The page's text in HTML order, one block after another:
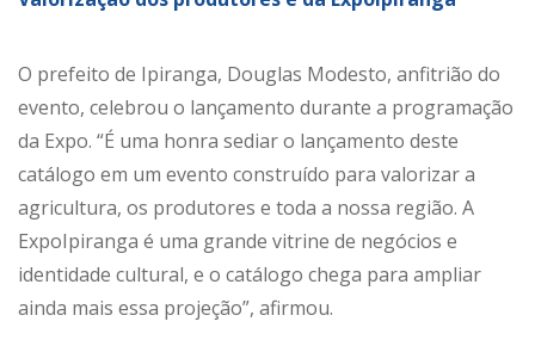
O prefeito de Ipiranga, Douglas Modesto, anfitrião do
evento, celebrou o lançamento durante a programação
da Expo. “É uma honra sediar o lançamento deste
catálogo em um evento construído para valorizar a
agricultura, os produtores e toda a nossa região. A
ExpoIpiranga é uma grande vitrine de negócios e
identidade cultural, e o catálogo chega para ampliar
ainda mais essa projeção”, afirmou.